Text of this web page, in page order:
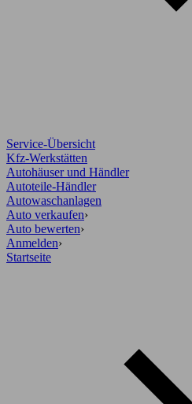
Service-Übersicht
Kfz-Werkstätten
Autohäuser und Händler
Autoteile-Händler
Autowaschanlagen
Auto verkaufen›
Auto bewerten›
Anmelden›
Startseite